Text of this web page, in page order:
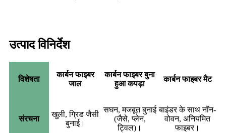
उत्पाद विनिर्देश
विशेषता
कार्बन फाइबर
जाल
कार्बन फाइबर बुना
हुआ कपड़ा
कार्बन फाइबर मैट
संरचना
खुली, ग्रिड जैसी
बुनाई।
सघन, मजबूत बुनाई
(जैसे, प्लेन,
ट्विल)।
बाइंडर के साथ नॉन-
वोवन, अनियमित
फाइबर।